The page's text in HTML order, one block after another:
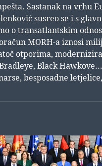
Sastanak na vrhu
susreo se i s
o transatlantskim
MORH-a iznosi
otporima,
Black
besposadne